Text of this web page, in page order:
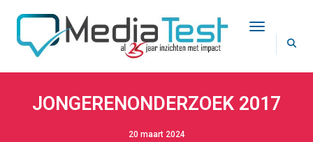
Toggle
JONGERENONDERZOEK 2017
20 maart 2024